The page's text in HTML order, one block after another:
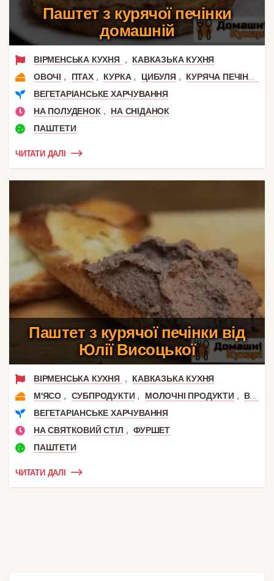
Паштет з курячої печінки
домашній
ВІРМЕНСЬКА КУХНЯ ,
КАВКАЗЬКА КУХНЯ
ОВОЧІ , ПТАХ , КУРКА , ЦИБУЛЯ ,
КУРЯЧА ПЕЧІНКА
ВЕГЕТАРІАНСЬКЕ ХАРЧУВАННЯ
НА ПОЛУДЕНОК ,
НА СНІДАНОК
ПАШТЕТИ
ЧИТАТИ ДАЛІ
Паштет з курячої печінки від
Юлії Висоцької
ВІРМЕНСЬКА КУХНЯ ,
КАВКАЗЬКА КУХНЯ
М'ЯСО , СУБПРОДУКТИ , МОЛОЧНІ ПРОДУКТИ ,
ВЕРШКИ
ВЕГЕТАРІАНСЬКЕ ХАРЧУВАННЯ
НА СВЯТКОВИЙ СТІЛ , ФУРШЕТ
ПАШТЕТИ
ЧИТАТИ ДАЛІ